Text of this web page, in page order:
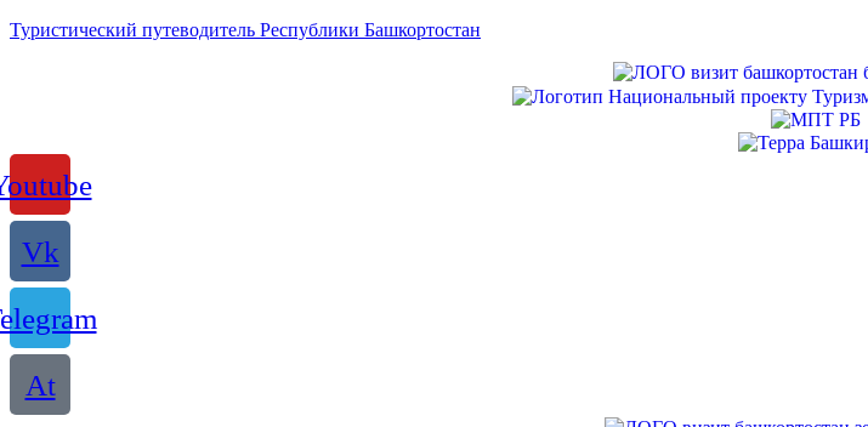
Туристический путеводитель Республики Башкортостан
Vk
At